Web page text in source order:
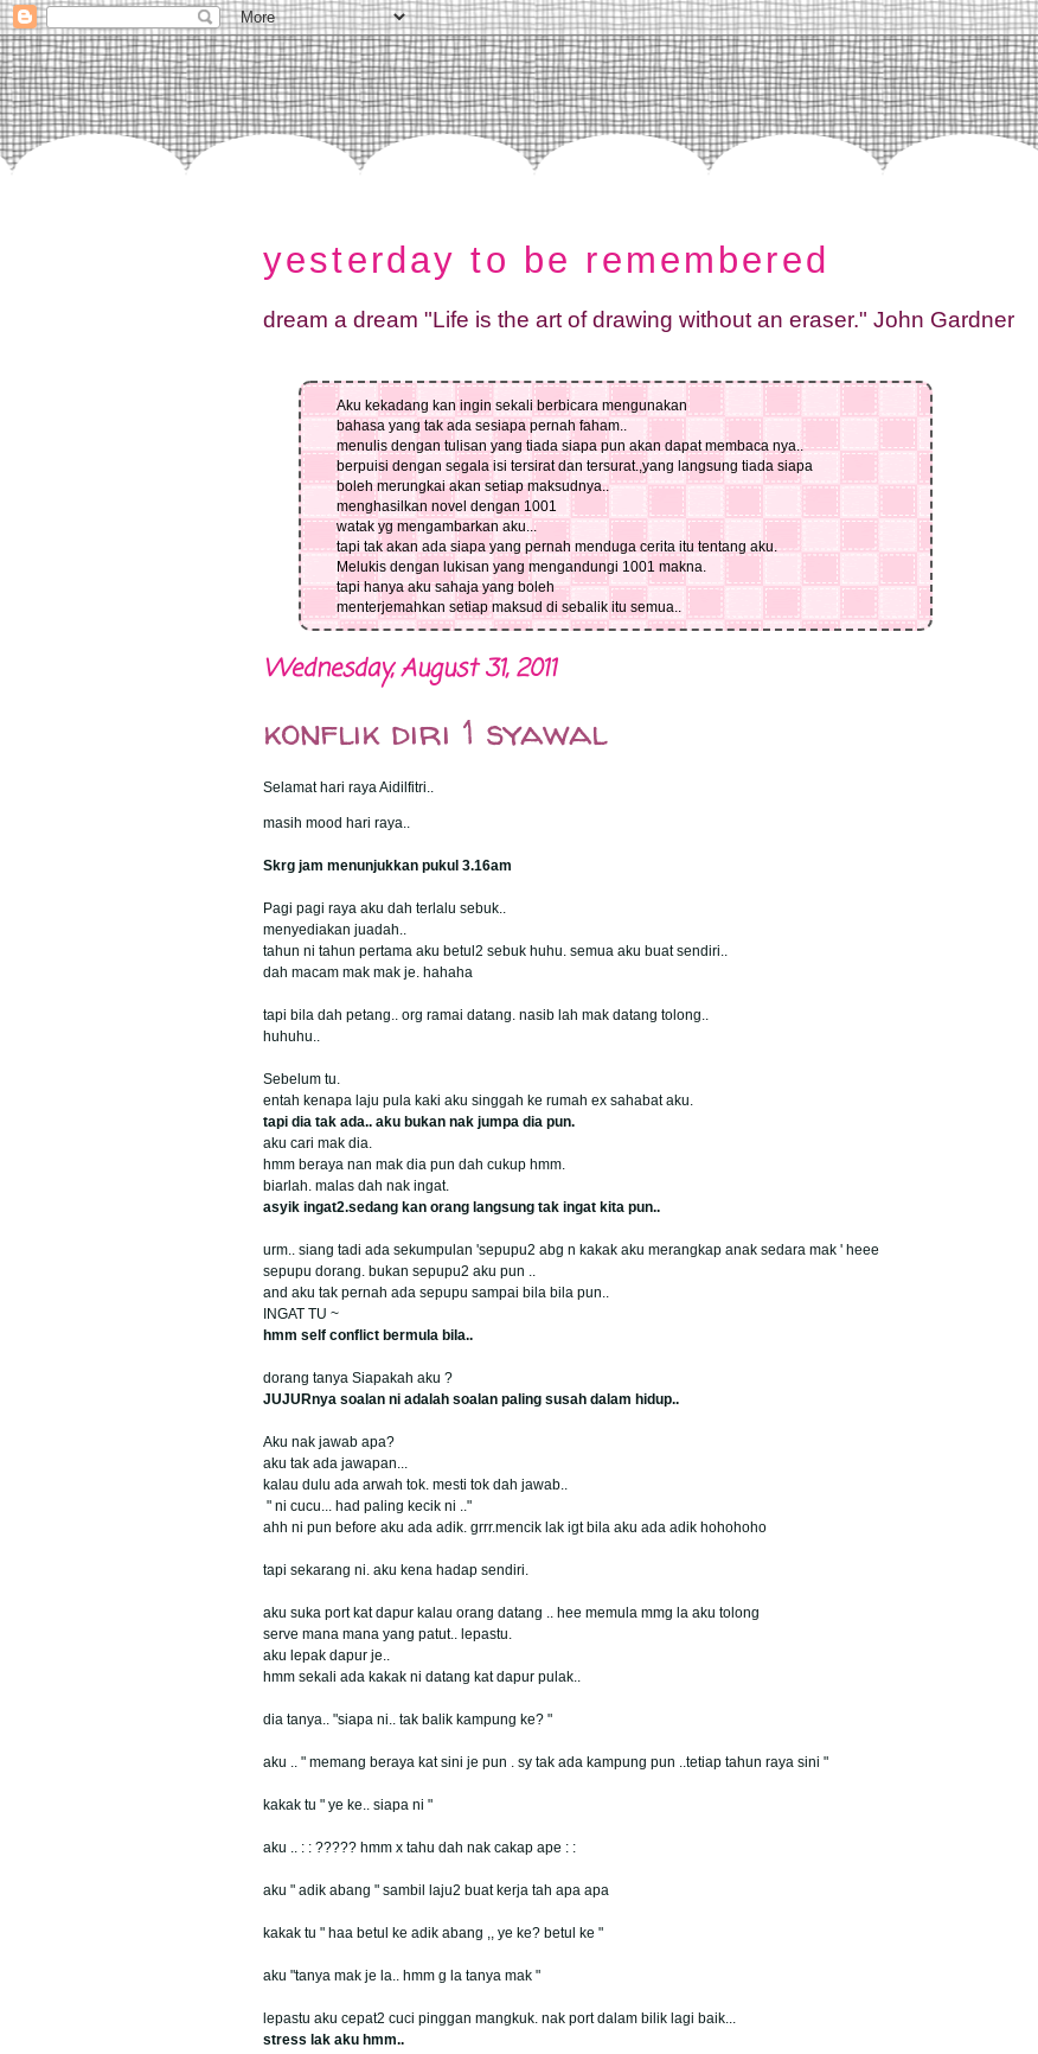
yesterday to be remembered
dream a dream "Life is the art of drawing without an eraser." John Gardner
Aku kekadang kan ingin sekali berbicara mengunakan
bahasa yang tak ada sesiapa pernah faham..
menulis dengan tulisan yang tiada siapa pun akan dapat membaca nya..
berpuisi dengan segala isi tersirat dan tersurat.,yang langsung tiada siapa
boleh merungkai akan setiap maksudnya..
menghasilkan novel dengan 1001
watak yg mengambarkan aku...
tapi tak akan ada siapa yang pernah menduga cerita itu tentang aku.
Melukis dengan lukisan yang mengandungi 1001 makna.
tapi hanya aku sahaja yang boleh
menterjemahkan setiap maksud di sebalik itu semua..
Wednesday, August 31, 2011
konflik diri 1 syawal
Selamat hari raya Aidilfitri..
masih mood hari raya..
Skrg jam menunjukkan pukul 3.16am
Pagi pagi raya aku dah terlalu sebuk..
menyediakan juadah..
tahun ni tahun pertama aku betul2 sebuk huhu. semua aku buat sendiri..
dah macam mak mak je. hahaha
tapi bila dah petang.. org ramai datang. nasib lah mak datang tolong..
huhuhu..
Sebelum tu.
entah kenapa laju pula kaki aku singgah ke rumah ex sahabat aku.
tapi dia tak ada.. aku bukan nak jumpa dia pun.
aku cari mak dia.
hmm beraya nan mak dia pun dah cukup hmm.
biarlah. malas dah nak ingat.
asyik ingat2.sedang kan orang langsung tak ingat kita pun..
urm.. siang tadi ada sekumpulan 'sepupu2 abg n kakak aku merangkap anak sedara mak ' heee
sepupu dorang. bukan sepupu2 aku pun ..
and aku tak pernah ada sepupu sampai bila bila pun..
INGAT TU ~
hmm self conflict bermula bila..
dorang tanya Siapakah aku ?
JUJURnya soalan ni adalah soalan paling susah dalam hidup..
Aku nak jawab apa?
aku tak ada jawapan...
kalau dulu ada arwah tok. mesti tok dah jawab..
" ni cucu... had paling kecik ni .."
ahh ni pun before aku ada adik. grrr.mencik lak igt bila aku ada adik hohohoho
tapi sekarang ni. aku kena hadap sendiri.
aku suka port kat dapur kalau orang datang .. hee memula mmg la aku tolong
serve mana mana yang patut.. lepastu.
aku lepak dapur je..
hmm sekali ada kakak ni datang kat dapur pulak..
dia tanya.. "siapa ni.. tak balik kampung ke? "
aku .. " memang beraya kat sini je pun . sy tak ada kampung pun ..tetiap tahun raya sini "
kakak tu " ye ke.. siapa ni "
aku .. : : ????? hmm x tahu dah nak cakap ape : :
aku " adik abang " sambil laju2 buat kerja tah apa apa
kakak tu " haa betul ke adik abang ,, ye ke? betul ke "
aku "tanya mak je la.. hmm g la tanya mak "
lepastu aku cepat2 cuci pinggan mangkuk. nak port dalam bilik lagi baik...
stress lak aku hmm..